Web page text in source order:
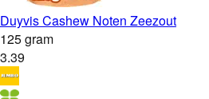
Duyvis Cashew Noten Zeezout
125 gram
3.39